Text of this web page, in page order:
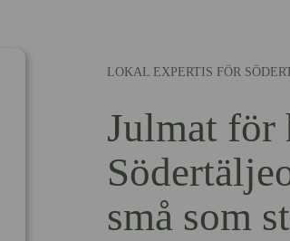
LOKAL EXPERTIS FÖR
Julmat för
små som